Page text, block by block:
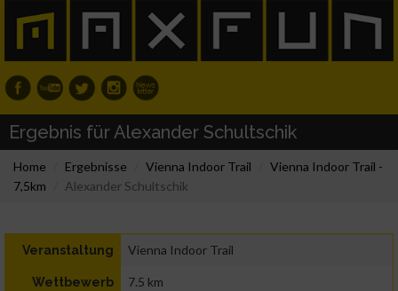
Ergebnis für Alexander Schultschik
Home Ergebnisse Vienna Indoor Trail
Vienna Indoor Trail -
7,5km
Alexander Schultschik
Veranstaltung Vienna Indoor Trail
Wettbewerb 7.5 km